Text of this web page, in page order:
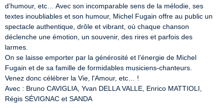
d’humour, etc… Avec son incomparable sens de la mélodie, ses
textes inoubliables et son humour, Michel Fugain offre au public un
spectacle authentique, drôle et vibrant, où chaque chanson
déclenche une émotion, un souvenir, des rires et parfois des
larmes.
On se laisse emporter par la générosité et l’énergie de Michel
Fugain et de sa famille de formidables musiciens-chanteurs.
Venez donc célébrer la Vie, l'Amour, etc… !
Avec : Bruno CAVIGLIA, Yvan DELLA VALLE, Enrico MATTIOLI,
Régis SÉVIGNAC et SANDA